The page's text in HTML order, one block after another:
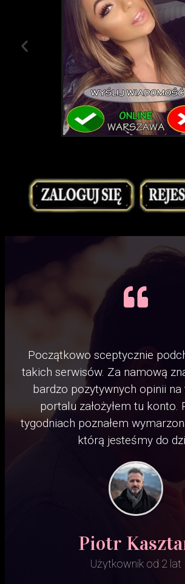
Początkowo sceptycznie
takich serwisów. Za namową
bardzo pozytywnych opinii
portalu założyłem tu konto.
tygodniach poznałem
którą jesteśmy do
Piotr
Użytkownik od 2 lat